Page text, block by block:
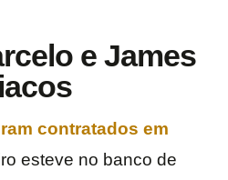
e James
contratados em
esteve no banco de